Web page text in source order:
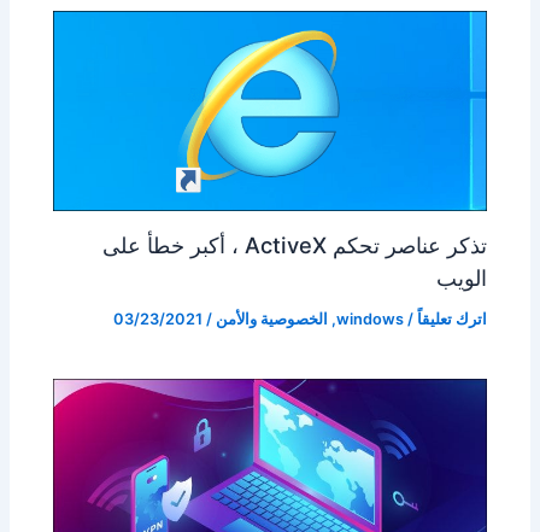
تذكر عناصر تحكم ActiveX ، أكبر خطأ على
الويب
اترك تعليقاً /
windows
, الخصوصية والأمن /
03/23/2021